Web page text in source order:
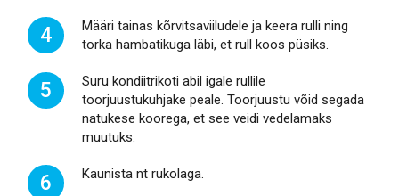
4
Määri tainas kõrvitsaviiludele ja keera rulli ning
torka hambatikuga läbi, et rull koos püsiks.
5
Suru kondiitrikoti abil igale rullile
toorjuustukuhjake peale. Toorjuustu võid segada
natukese koorega, et see veidi vedelamaks
muutuks.
6 Kaunista nt rukolaga.